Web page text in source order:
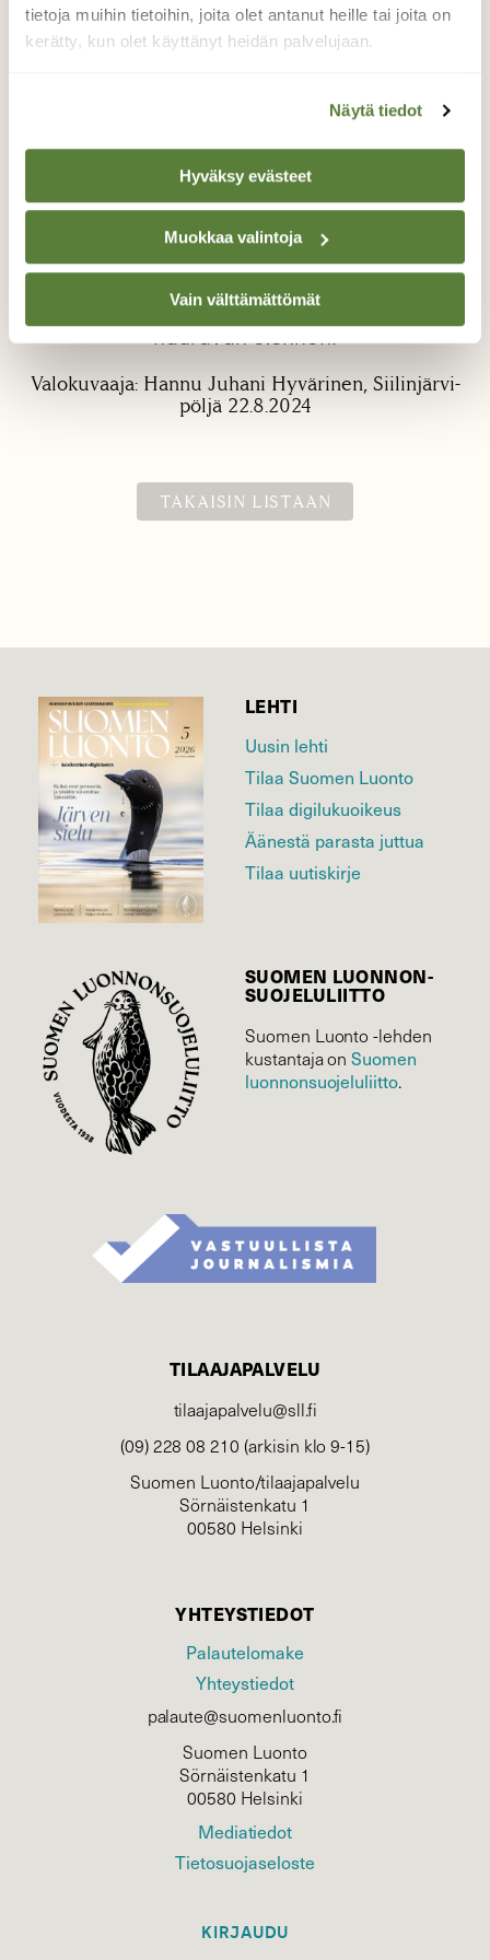
tietoja muihin tietoihin, joita olet antanut heille tai joita on
kerätty, kun olet käyttänyt heidän palvelujaan.
Näytä tiedot
Hyväksy evästeet
Muokkaa valintoja
Vain välttämättömät
Villakarvajalka
Tytär toi nähtäväksi keltaisen toukan josta
meillä ei ollut tietoa, mutta etsimällä media
lähteitä löysimme sille nimen. Kuvia ja
videoita on enemmänkin mutta valitsin tuon
nauravan olennon.
Valokuvaaja: Hannu Juhani Hyvärinen, Siilinjärvi-
pöljä 22.8.2024
TAKAISIN LISTAAN
LEHTI
Uusin lehti
Tilaa Suomen Luonto
Tilaa digilukuoikeus
Äänestä parasta juttua
Tilaa uutiskirje
SUOMEN LUONNON­
SUOJELU­LIITTO
Suomen Luonto -lehden
kustantaja onSuomen
luonnonsuojelu­liitto.
TILAAJAPALVELU
tilaajapalvelu@sll.fi
(09) 228 08 210 (arkisin klo 9-15)
Suomen Luonto/tilaajapalvelu
Sörnäistenkatu 1
00580 Helsinki
YHTEYSTIEDOT
Palautelomake
Yhteystiedot
palaute@suomenluonto.fi
Suomen Luonto
Sörnäistenkatu 1
00580 Helsinki
Mediatiedot
Tietosuojaseloste
KIRJAUDU